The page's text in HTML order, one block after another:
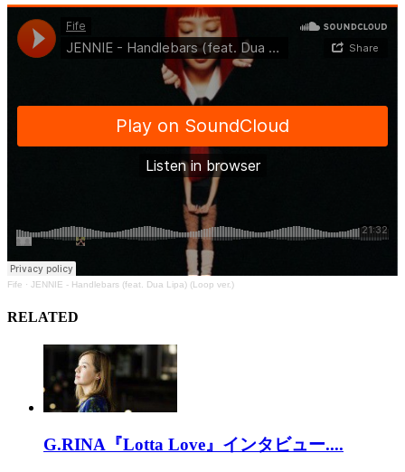
Fife · JENNIE - Handlebars (feat. Dua Lipa) (Loop ver.)
RELATED
G.RINA『Lotta Love』インタビュー....